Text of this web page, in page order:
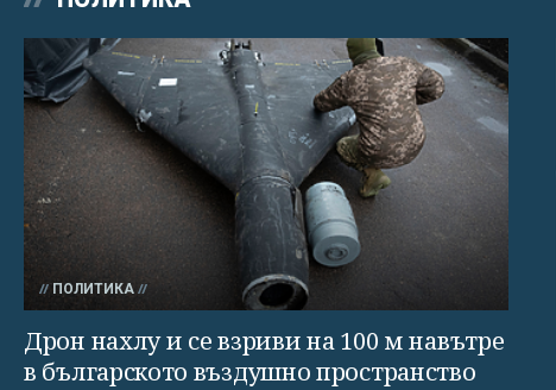
ПОЛИТИКА
Дрон нахлу и се взриви на 100 м навътре
в българското въздушно пространство